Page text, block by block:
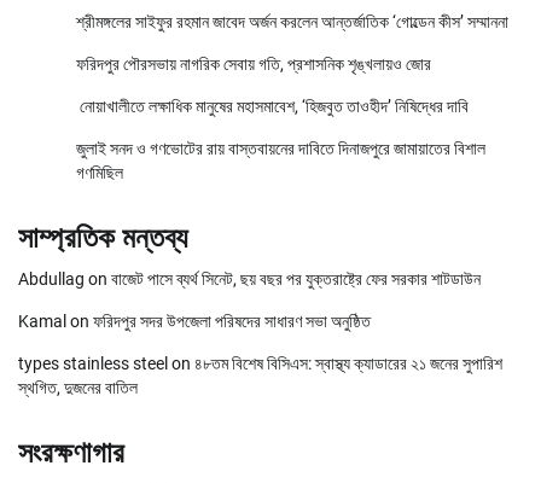
শ্রীমঙ্গলের সাইফুর রহমান জাবেদ অর্জন করলেন আন্তর্জাতিক ‘গোল্ডেন কীস’ সম্মাননা
ফরিদপুর পৌরসভায় নাগরিক সেবায় গতি, প্রশাসনিক শৃঙ্খলায়ও জোর
নোয়াখালীতে লক্ষাধিক মানুষের মহাসমাবেশ, ‘হিজবুত তাওহীদ’ নিষিদ্ধের দাবি
জুলাই সনদ ও গণভোটের রায় বাস্তবায়নের দাবিতে দিনাজপুরে জামায়াতের বিশাল
গণমিছিল
সাম্প্রতিক মন্তব্য
Abdullag on বাজেট পাসে ব্যর্থ সিনেট, ছয় বছর পর যুক্তরাষ্ট্রে ফের সরকার শাটডাউন
Kamal on ফরিদপুর সদর উপজেলা পরিষদের সাধারণ সভা অনুষ্ঠিত
types stainless steel on ৪৮তম বিশেষ বিসিএস: স্বাস্থ্য ক্যাডারের ২১ জনের সুপারিশ
স্থগিত, দুজনের বাতিল
সংরক্ষণাগার